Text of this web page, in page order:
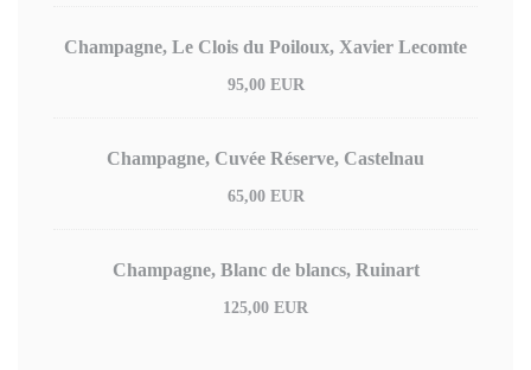
Champagne, Le Clois du Poiloux, Xavier Lecomte
95,00 EUR
Champagne, Cuvée Réserve, Castelnau
65,00 EUR
Champagne, Blanc de blancs, Ruinart
125,00 EUR